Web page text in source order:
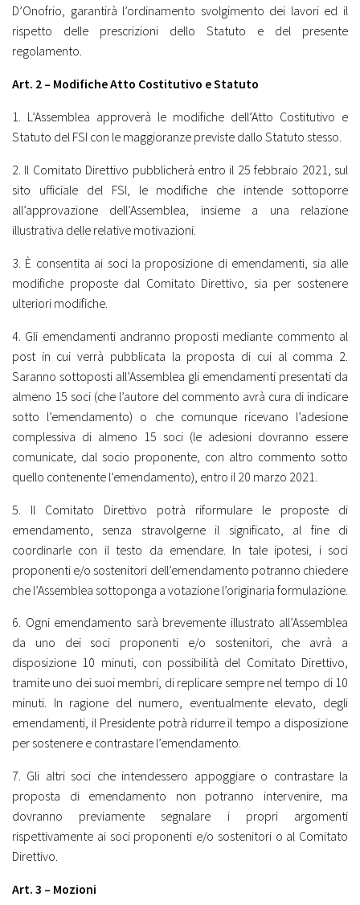
D’Onofrio, garantirà l’ordinamento svolgimento dei lavori ed il
rispetto delle prescrizioni dello Statuto e del presente
regolamento.
Art. 2 – Modifiche Atto Costitutivo e Statuto
1. L’Assemblea approverà le modifiche dell’Atto Costitutivo e
Statuto del FSI con le maggioranze previste dallo Statuto stesso.
2. Il Comitato Direttivo pubblicherà entro il 25 febbraio 2021, sul
sito ufficiale del FSI, le modifiche che intende sottoporre
all’approvazione dell’Assemblea, insieme a una relazione
illustrativa delle relative motivazioni.
3. È consentita ai soci la proposizione di emendamenti, sia alle
modifiche proposte dal Comitato Direttivo, sia per sostenere
ulteriori modifiche.
4. Gli emendamenti andranno proposti mediante commento al
post in cui verrà pubblicata la proposta di cui al comma 2.
Saranno sottoposti all’Assemblea gli emendamenti presentati da
almeno 15 soci (che l’autore del commento avrà cura di indicare
sotto l’emendamento) o che comunque ricevano l’adesione
complessiva di almeno 15 soci (le adesioni dovranno essere
comunicate, dal socio proponente, con altro commento sotto
quello contenente l’emendamento), entro il 20 marzo 2021.
5. Il Comitato Direttivo potrà riformulare le proposte di
emendamento, senza stravolgerne il significato, al fine di
coordinarle con il testo da emendare. In tale ipotesi, i soci
proponenti e/o sostenitori dell’emendamento potranno chiedere
che l’Assemblea sottoponga a votazione l’originaria formulazione.
6. Ogni emendamento sarà brevemente illustrato all’Assemblea
da uno dei soci proponenti e/o sostenitori, che avrà a
disposizione 10 minuti, con possibilità del Comitato Direttivo,
tramite uno dei suoi membri, di replicare sempre nel tempo di 10
minuti. In ragione del numero, eventualmente elevato, degli
emendamenti, il Presidente potrà ridurre il tempo a disposizione
per sostenere e contrastare l’emendamento.
7. Gli altri soci che intendessero appoggiare o contrastare la
proposta di emendamento non potranno intervenire, ma
dovranno previamente segnalare i propri argomenti
rispettivamente ai soci proponenti e/o sostenitori o al Comitato
Direttivo.
Art. 3 – Mozioni